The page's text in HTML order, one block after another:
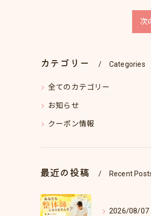
次
カテゴリー Categories
全てのカテゴリー
お知らせ
クーポン情報
最近の投稿 Recent
2026/08/07